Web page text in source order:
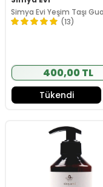
Simya Evi Yeşim Taşı
(13)
400,00 TL
Tükendi